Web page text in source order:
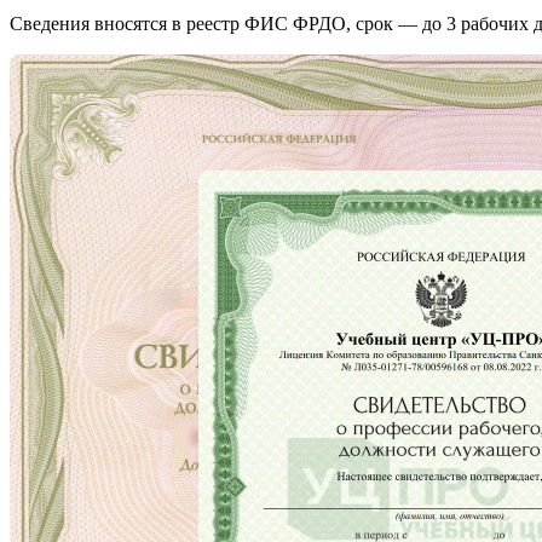
Сведения вносятся в реестр ФИС ФРДО, срок — до 3 рабочих